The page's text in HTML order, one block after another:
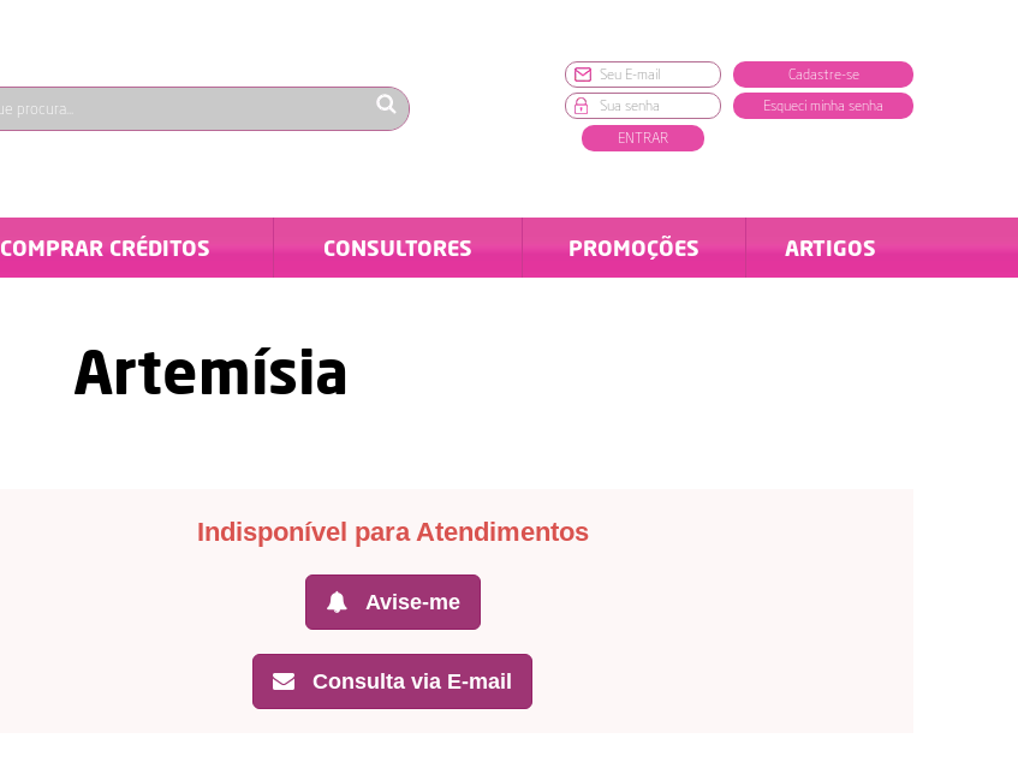
Cadastre-se
Esqueci minha senha
ENTRAR
COMPRAR CRÉDITOS CONSULTORES PROMOÇÕES ARTIGOS
Artemísia
Indisponível para Atendimentos
Avise-me
Consulta via E-mail